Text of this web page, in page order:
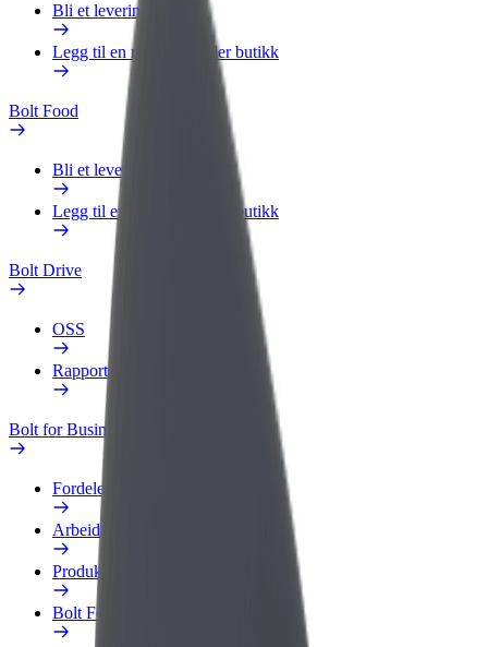
Bli et leveringsbud
Legg til en restaurant eller butikk
Bolt Food
Bli et leveringsbud
Legg til en restaurant eller butikk
Bolt Drive
OSS
Rapporter et kjøretøy
Bolt for Business
Fordeler
Arbeidsprofil
Produkter
Bolt Food for bedrifter